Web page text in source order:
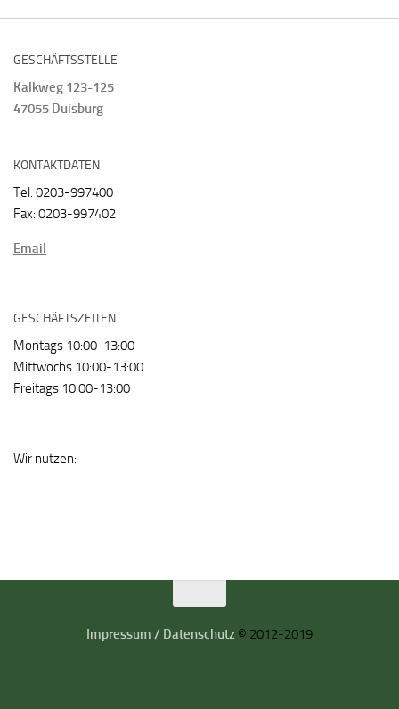
GESCHÄFTSSTELLE
Kalkweg 123-125
47055 Duisburg
KONTAKTDATEN
Tel: 0203-997400
Fax: 0203-997402
Email
GESCHÄFTSZEITEN
Montags 10:00-13:00
Mittwochs 10:00-13:00
Freitags 10:00-13:00
Wir nutzen:
Impressum / Datenschutz © 2012-2019